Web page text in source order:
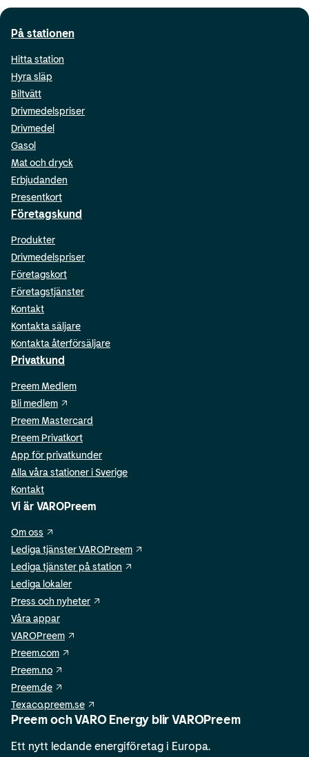
På stationen
Hitta station
Hyra släp
Biltvätt
Drivmedelspriser
Drivmedel
Gasol
Mat och dryck
Erbjudanden
Presentkort
Företagskund
Produkter
Drivmedelspriser
Företagskort
Företagstjänster
Kontakt
Kontakta säljare
Kontakta återförsäljare
Privatkund
Preem Medlem
Bli medlem
Preem Mastercard
Preem Privatkort
App för privatkunder
Alla våra stationer i Sverige
Kontakt
Vi är VAROPreem
Om oss
Lediga tjänster VAROPreem
Lediga tjänster på station
Lediga lokaler
Press och nyheter
Våra appar
VAROPreem
Preem.com
Preem.no
Preem.de
Texaco.preem.se
Preem och VARO Energy blir VAROPreem
Ett nytt ledande energiföretag i Europa.